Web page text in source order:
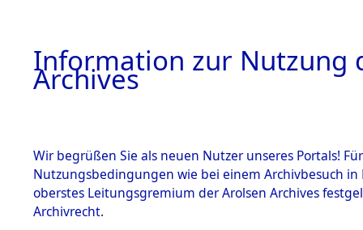
Information zur Nutzung
Archives
Wir begrüßen Sie als neuen Nutzer unseres Portals!
Nutzungsbedingungen wie bei einem Archivbesuch
oberstes Leitungsgremium der Arolsen Archives
Archivrecht.